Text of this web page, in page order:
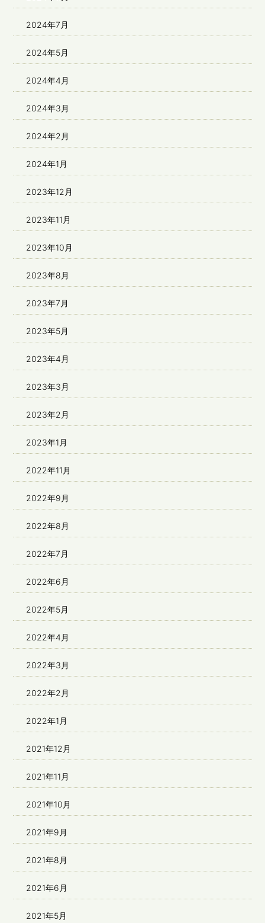
2024年7月
2024年5月
2024年4月
2024年3月
2024年2月
2024年1月
2023年12月
2023年11月
2023年10月
2023年8月
2023年7月
2023年5月
2023年4月
2023年3月
2023年2月
2023年1月
2022年11月
2022年9月
2022年8月
2022年7月
2022年6月
2022年5月
2022年4月
2022年3月
2022年2月
2022年1月
2021年12月
2021年11月
2021年10月
2021年9月
2021年8月
2021年6月
2021年5月